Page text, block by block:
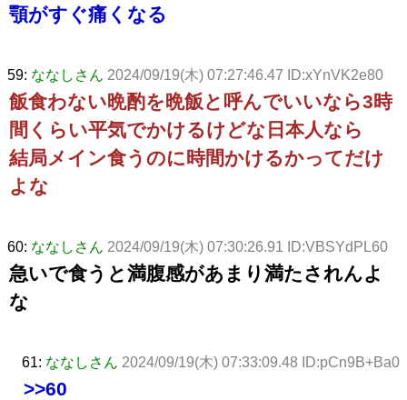
顎がすぐ痛くなる
59: ななしさん 2024/09/19(木) 07:27:46.47 ID:xYnVK2e80
飯食わない晩酌を晩飯と呼んでいいなら3時
間くらい平気でかけるけどな日本人なら
結局メイン食うのに時間かけるかってだけ
よな
60: ななしさん 2024/09/19(木) 07:30:26.91 ID:VBSYdPL60
急いで食うと満腹感があまり満たされんよ
な
61: ななしさん 2024/09/19(木) 07:33:09.48 ID:pCn9B+Ba0
>>60